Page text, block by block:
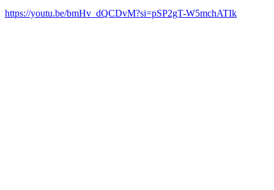
https://youtu.be/bmHv_dQCDvM?si=pSP2gT-W5mchATIk